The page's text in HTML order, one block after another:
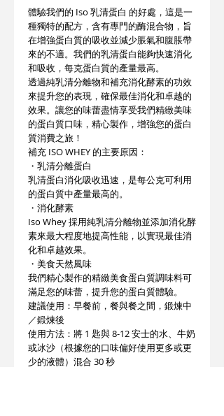
體驗我們的 Iso 乳清蛋白 的好處，這是一
種獨特的配方，含有專門的酶混合物，旨
在增強蛋白質的吸收並減少脹氣和腹脹帶
來的不適。我們的乳清蛋白能夠快速消化
和吸收，每克蛋白質的產量最高。
透過純乳清分離物和補充消化酵素的功效
來提升您的表現，確保最佳消化和卓越的
效果。讓您的味蕾盡情享受我們精緻美味
的蛋白質口味，精心製作，增強您的蛋白
質消費之旅！
補充 ISO WHEY 的主要原因：
・乳清分離蛋白
乳清蛋白消化吸收迅速，是每公克可利用
的蛋白質中產量最高的。
・消化酵素
Iso Whey 採用純乳清分離物並添加消化酵
素來最大程度地提高性能，以實現最佳消
化和卓越效果。
・美食天然風味
我們精心製作的精緻美食蛋白質調味料可
滿足您的味蕾，提升您的蛋白質體驗。
建議使用：早餐前，餐與餐之間，鍛煉中
／鍛煉後
使用方法：將 1 匙與 8-12 安士的水、牛奶
或冰沙（根據您的口味偏好使用更多或更
少的液體）混合 30 秒